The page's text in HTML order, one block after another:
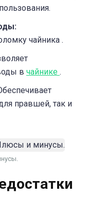
чайника .
в чайнике .
правшей, так и